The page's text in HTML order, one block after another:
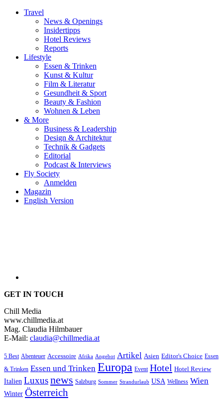
Travel
News & Openings
Insidertipps
Hotel Reviews
Reports
Lifestyle
Essen & Trinken
Kunst & Kultur
Film & Literatur
Gesundheit & Sport
Beauty & Fashion
Wohnen & Leben
& More
Business & Leadership
Design & Architektur
Technik & Gadgets
Editorial
Podcast & Interviews
Fly Society
Anmelden
Magazin
English Version
GET IN TOUCH
Chill Media
www.chillmedia.at
Mag. Claudia Hilmbauer
E-Mail: claudia@chillmedia.at
5 Best Abenteuer Accessoire Afrika Angebot Artikel Asien Editor's Choice Essen
& Trinken Essen und Trinken Europa Event Hotel Hotel Review
Italien Luxusnews Salzburg Sommer Strandurlaub USA Wellness Wien
Winter Österreich